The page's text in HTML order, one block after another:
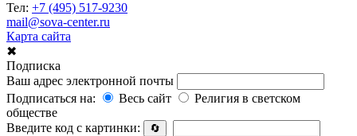
Тел: +7 (495) 517-9230
mail@sova-center.ru
Карта сайта
✖
Подписка
Ваш адрес электронной почты
Подписаться на:
Весь сайт
Религия в светском
обществе
Введите код с картинки:
🔄